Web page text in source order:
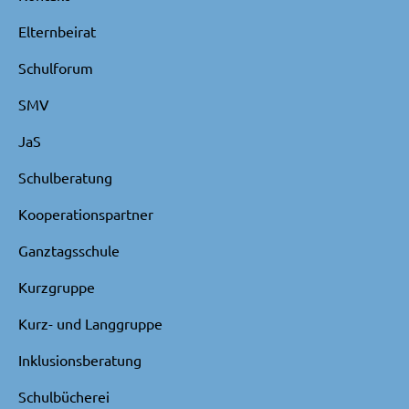
Elternbeirat
Schulforum
SMV
JaS
Schulberatung
Kooperationspartner
Ganztagsschule
Kurzgruppe
Kurz- und Langgruppe
Inklusionsberatung
Schulbücherei